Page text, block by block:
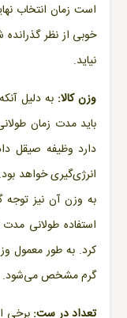
است زمان انتخاب
خوبی از نظر
نیاید.
وزن کالا: به دلیل
باید مدت زمان
دارد وظیفه صیقل
انرژی‌گیری خواهد
به وزن آن نیز توجه
استفاده طولانی
کرد. به طور معمول
گرم مشخص می‌شود.